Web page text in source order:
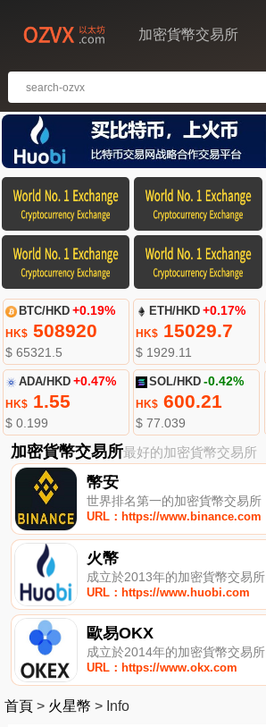
加密貨幣交易所
BTC/HKD +0.19%
HK$508920
$ 65321.5
ETH/HKD +0.17%
HK$ 15029.7
$ 1929.11
ADA/HKD +0.47%
HK$1.55
$ 0.199
SOL/HKD -0.42%
HK$ 600.21
$ 77.039
加密貨幣交易所最好的加密貨幣交易所
幣安
世界排名第一的加密貨幣交易所
URL：https://www.binance.com
火幣
成立於2013年的加密貨幣交易所
URL：https://www.huobi.com
歐易OKX
成立於2014年的加密貨幣交易所
URL：https://www.okx.com
首頁 > 火星幣 > Info